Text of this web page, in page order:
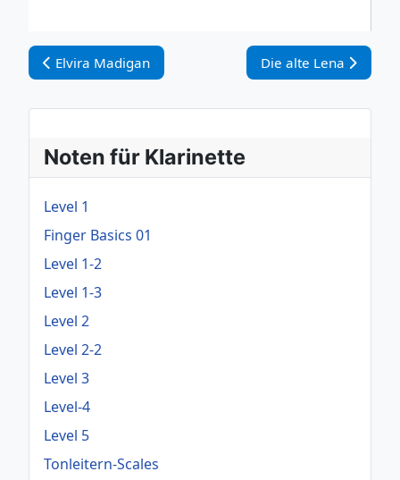
Vorheriger Beitrag: Elvira Madigan
Elvira Madigan Nächster Beitrag:
Die alte Lena
Noten für Klarinette
Level 1
Finger Basics 01
Level 1-2
Level 1-3
Level 2
Level 2-2
Level 3
Level-4
Level 5
Tonleitern-Scales